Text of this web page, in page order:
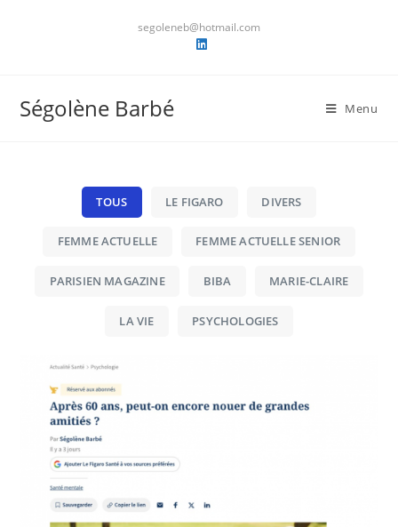
segoleneb@hotmail.com
Ségolène Barbé Menu
TOUS LE FIGARO DIVERS
FEMME ACTUELLE FEMME ACTUELLE SENIOR
PARISIEN MAGAZINE BIBA MARIE-CLAIRE
LA VIE PSYCHOLOGIES